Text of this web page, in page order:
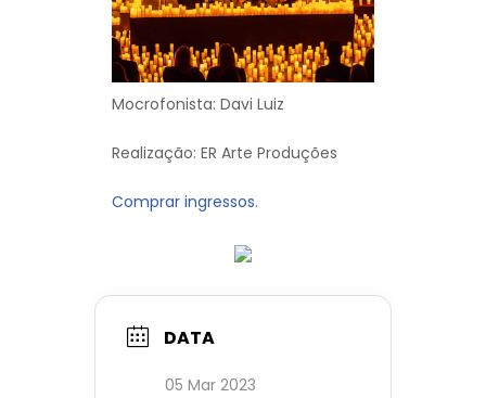
Mocrofonista: Davi Luiz
Realização: ER Arte Produções
Comprar ingressos.
DATA
05 Mar 2023